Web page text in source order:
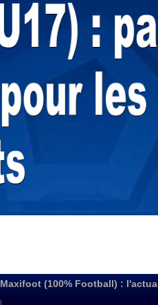
Maxifoot (100% Football) :